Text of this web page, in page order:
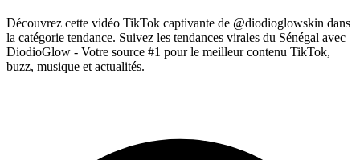
Découvrez cette vidéo TikTok captivante de @diodioglowskin dans
la catégorie tendance. Suivez les tendances virales du Sénégal avec
DiodioGlow - Votre source #1 pour le meilleur contenu TikTok,
buzz, musique et actualités.